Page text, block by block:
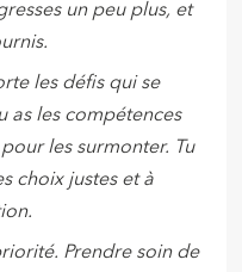
un peu plus, et
les défis qui se
as les compétences
les surmonter. Tu
choix justes et à
Prendre soin de